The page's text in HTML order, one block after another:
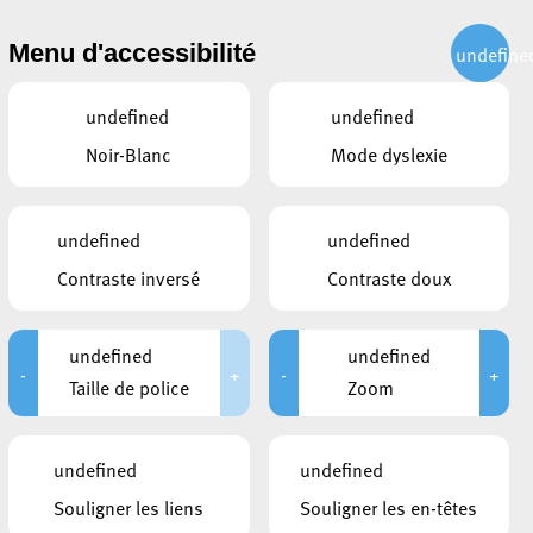
ACTUALITÉS PUBLICATIONS CONTACT
CE QUI POURRAIT VOUS
Menu d'accessibilité
undefined
Noir-Blanc
undefined
Mode dyslexie
undefined
Contraste inversé
undefined
Contraste doux
-
undefined
Taille de police
+ -
undefined
Zoom
+
undefined
Souligner les liens
undefined
Souligner les en-têtes